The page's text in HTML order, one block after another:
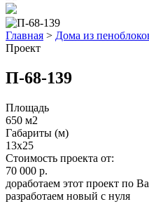
Главная > Дома из
Проект
П-68-139
Площадь
650 м2
Габариты (м)
13x25
Стоимость проекта от:
70 000 р.
доработаем этот проект по
разработаем новый с нуля